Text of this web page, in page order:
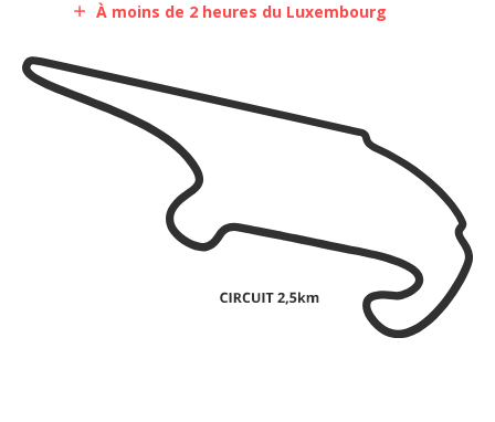
À moins de 2 heures du Luxembourg